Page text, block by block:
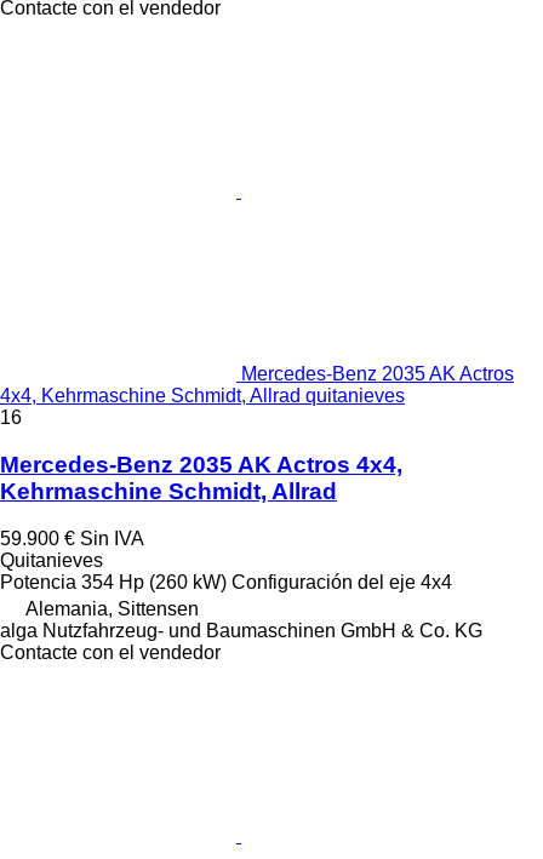
Contacte con el vendedor
Mercedes-Benz 2035 AK Actros
4x4, Kehrmaschine Schmidt, Allrad quitanieves
16
Mercedes-Benz 2035 AK Actros 4x4,
Kehrmaschine Schmidt, Allrad
59.900 € Sin IVA
Quitanieves
Potencia 354 Hp (260 kW) Configuración del eje 4x4
Alemania, Sittensen
alga Nutzfahrzeug- und Baumaschinen GmbH & Co. KG
Contacte con el vendedor